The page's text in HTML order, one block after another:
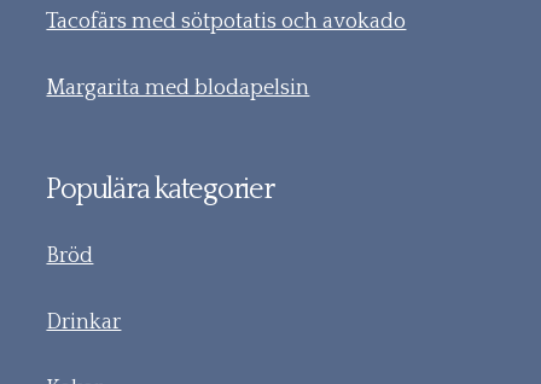
Tacofärs med sötpotatis och avokado
Margarita med blodapelsin
Populära kategorier
Bröd
Drinkar